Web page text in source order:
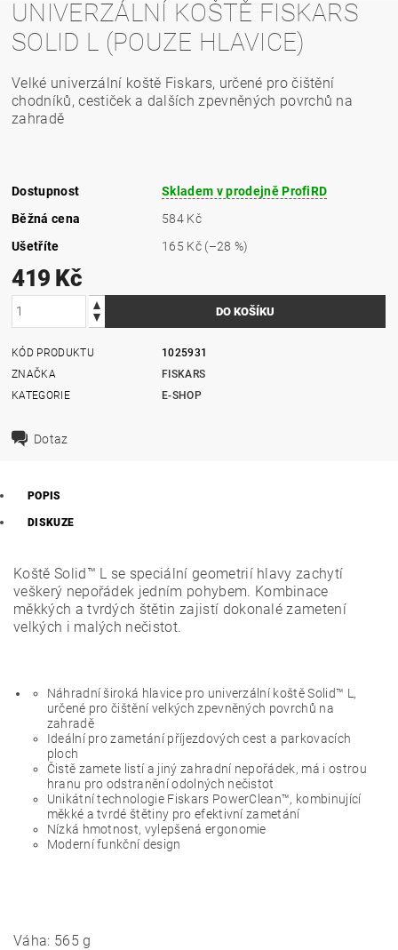
UNIVERZÁLNÍ KOŠTĚ FISKARS
SOLID L (POUZE HLAVICE)
Velké univerzální koště Fiskars, určené pro čištění
chodníků, cestiček a dalších zpevněných povrchů na
zahradě
Dostupnost
Skladem v prodejně ProfiRD
Běžná cena
584 Kč
Ušetříte
165 Kč (–28 %)
419 Kč
KÓD PRODUKTU
1025931
ZNAČKA
FISKARS
KATEGORIE
E-SHOP
Dotaz
POPIS
DISKUZE
Koště Solid™ L se speciální geometrií hlavy zachytí
veškerý nepořádek jedním pohybem. Kombinace
měkkých a tvrdých štětin zajistí dokonalé zametení
velkých i malých nečistot.
Náhradní široká hlavice pro univerzální koště Solid™ L,
určené pro čištění velkých zpevněných povrchů na
zahradě
Ideální pro zametání příjezdových cest a parkovacích
ploch
Čistě zamete listí a jiný zahradní nepořádek, má i ostrou
hranu pro odstranění odolných nečistot
Unikátní technologie Fiskars PowerClean™, kombinující
měkké a tvrdé štětiny pro efektivní zametání
Nízká hmotnost, vylepšená ergonomie
Moderní funkční design
Váha: 565 g